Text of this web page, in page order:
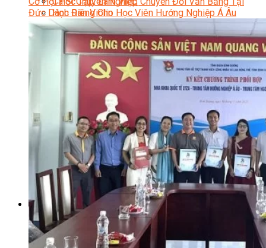
Học Đàn Violin
Học Violin Cover
Học Đàn Piano
Học Piano Đệm Hát
Học Piano Trẻ Em
Học Đàn Guitar
Học Guitar Đệm Hát
Học Electric Guitar (Guitar Điện)
Học Electric Guitar Cover
Học Keyboard
Học Đánh Trống Jazz
Học Thanh Nhạc
Học Thanh Nhạc Trẻ Em
Học Hát Hay Như Thần Tượng
Học K-POP Dance
Học Nhảy Hiện Đại
Chuyên Đề Tiktok Dance
Kỹ Thuật – Công Nghệ
Kỹ Thuật Viên Điện – Nước – Điện Lạnh Dân Dụng
Kỹ Thuật Viên Điện Lạnh Ô Tô
Kỹ Thuật Viên Điện – Điện Tử Ô Tô Cơ Bản
Đức Dành Riêng Cho Học Viên Hướng Nghiệp Á Âu